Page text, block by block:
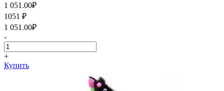
1 051.00₽
1051 ₽
1 051.00₽
-
+
Купить